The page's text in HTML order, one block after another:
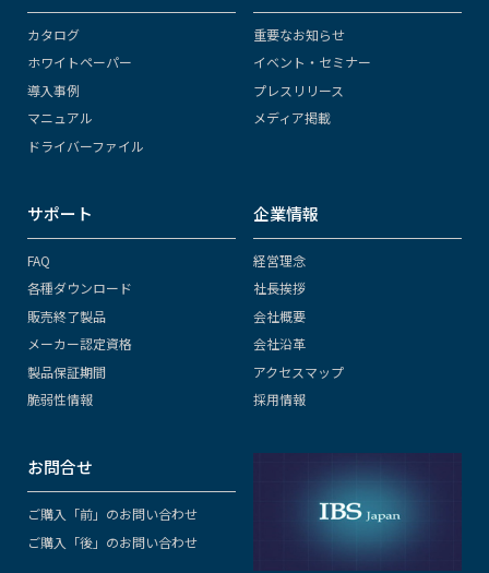
カタログ
ホワイトペーパー
導入事例
マニュアル
ドライバーファイル
重要なお知らせ
イベント・セミナー
プレスリリース
メディア掲載
サポート
FAQ
各種ダウンロード
販売終了製品
メーカー認定資格
製品保証期間
脆弱性情報
企業情報
経営理念
社長挨拶
会社概要
会社沿革
アクセスマップ
採用情報
お問合せ
ご購入「前」のお問い合わせ
ご購入「後」のお問い合わせ